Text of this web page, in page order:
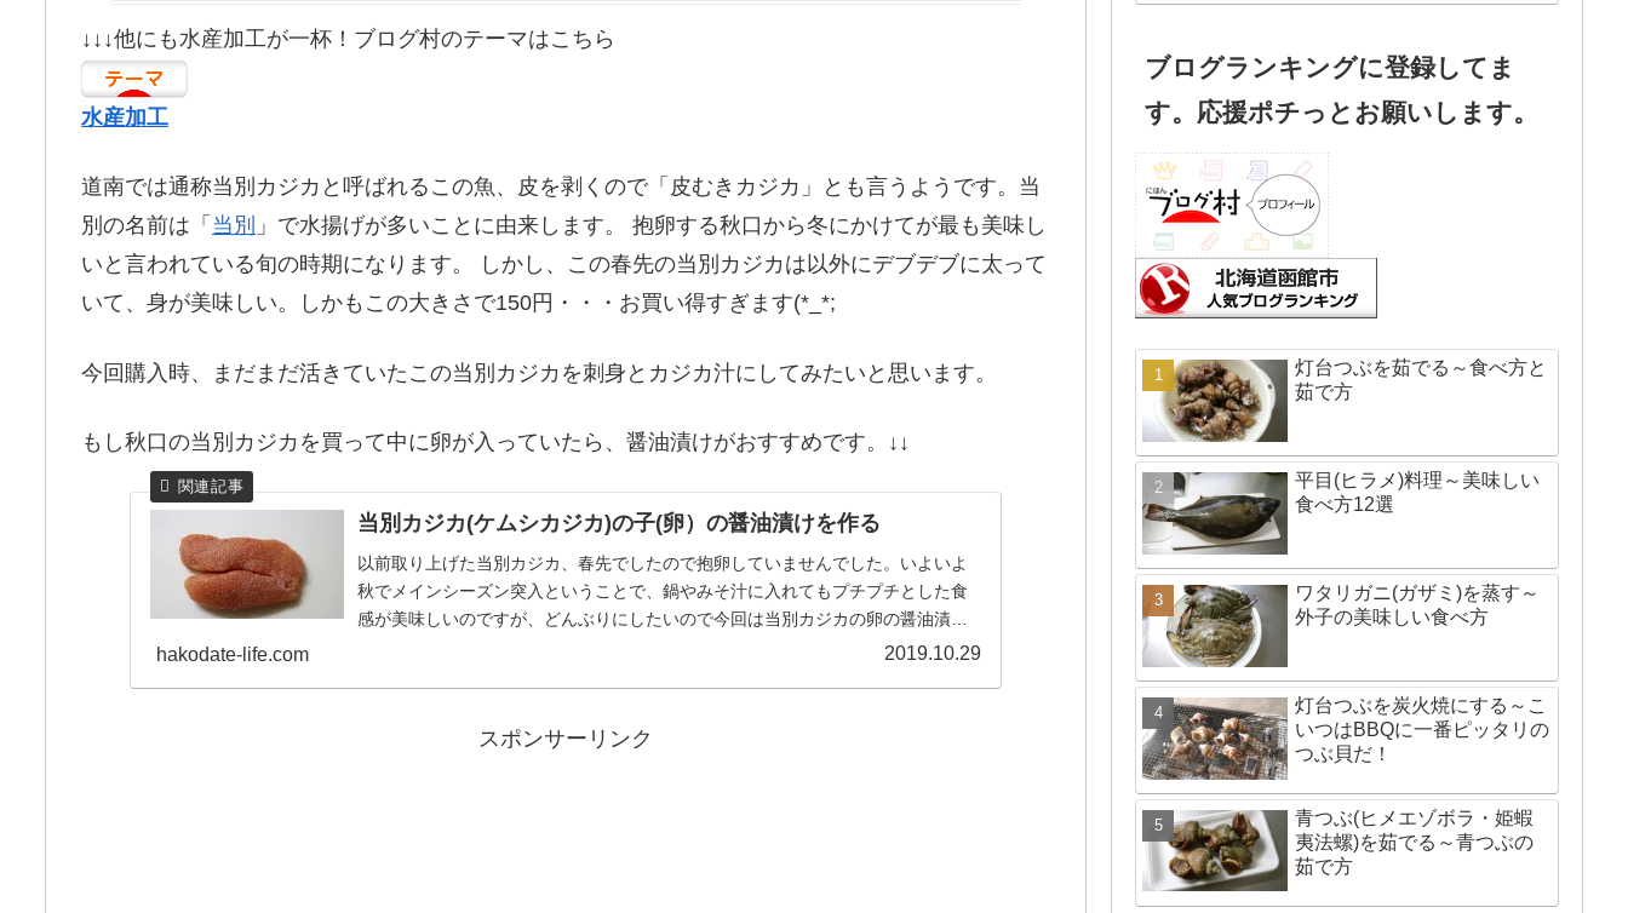
↓↓↓他にも水産加工が一杯！ブログ村のテーマはこちら
水産加工
道南では通称当別カジカと呼ばれるこの魚、皮を剥くので「皮むきカジカ」とも言うようです。当
別の名前は「 当別 」で水揚げが多いことに由来します。 抱卵する秋口から冬にかけてが最も美味し
いと言われている旬の時期になります。 しかし、この春先の当別カジカは以外にデブデブに太って
いて、身が美味しい。しかもこの大きさで150円・・・お買い得すぎます(*_*;
今回購入時、まだまだ活きていたこの当別カジカを刺身とカジカ汁にしてみたいと思います。
もし秋口の当別カジカを買って中に卵が入っていたら、醤油漬けがおすすめです。↓↓
当別カジカ(ケムシカジカ)の子(卵）の醤油漬けを作る
以前取り上げた当別カジカ、春先でしたので抱卵していませんでした。いよいよ
秋でメインシーズン突入ということで、鍋やみそ汁に入れてもプチプチとした食
感が美味しいのですが、どんぶりにしたいので今回は当別カジカの卵の醤油漬け
hakodate-life.com 2019.10.29
スポンサーリンク
ブログランキングに登録してま
す。応援ポチっとお願いします。
灯台つぶを茹でる～食べ方と
茹で方
平目(ヒラメ)料理～美味しい
食べ方12選
ワタリガニ(ガザミ)を蒸す～
外子の美味しい食べ方
灯台つぶを炭火焼にする～こ
いつはBBQに一番ピッタリの
つぶ貝だ！
青つぶ(ヒメエゾボラ・姫蝦
夷法螺)を茹でる～青つぶの
茹で方